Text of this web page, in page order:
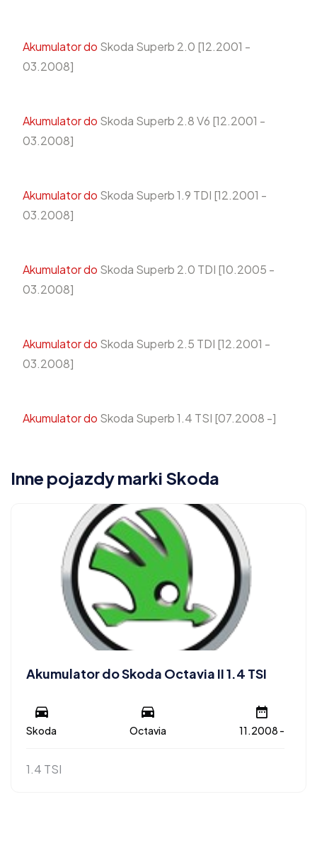
Akumulator do Skoda Superb 2.0 [12.2001 -
03.2008]
Akumulator do Skoda Superb 2.8 V6 [12.2001 -
03.2008]
Akumulator do Skoda Superb 1.9 TDI [12.2001 -
03.2008]
Akumulator do Skoda Superb 2.0 TDI [10.2005 -
03.2008]
Akumulator do Skoda Superb 2.5 TDI [12.2001 -
03.2008]
Akumulator do Skoda Superb 1.4 TSI [07.2008 -]
Inne pojazdy marki Skoda
Akumulator do Skoda Octavia II 1.4 TSI
Skoda Octavia 11.2008 -
1.4 TSI